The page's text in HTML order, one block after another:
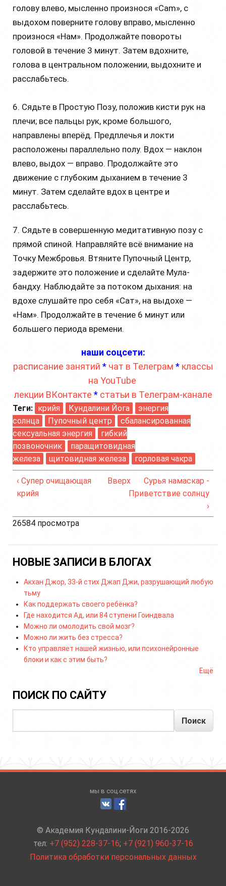
голову влево, мысленно произнося «Cam», с
выдохом поверните голову вправо, мысленно
произнося «Нам». Продолжайте повороты
головой в течение 3 минут. Затем вдохните,
голова в центральном положении, выдохните и
расслабьтесь.
6. Сядьте в Простую Позу, положив кисти рук на
плечи; все пальцы рук, кроме большого,
направлены вперёд. Предплечья и локти
расположены параллельно полу. Вдох — наклон
влево, выдох — вправо. Продолжайте это
движение с глубоким дыханием в течение 3
минут. Затем сделайте вдох в центре и
расслабьтесь.
7. Сядьте в совершенную медитативную позу с
прямой спиной. Направляйте всё внимание на
Точку Межбровья. Втяните Пупочный Центр,
задержите это положение и сделайте Мула-
бандху. Наблюдайте за потоком дыхания: на
вдохе слушайте про себя «Сат», на выдохе —
«Нам». Продолжайте в течение 6 минут или
большего периода времени.
наши соцсети:
расписание занятий * чат в Телеграм * классы
на YouTube
лекции ВКонтакте * статьи в Телеграм-канале
Теги: крийя Кундалини Йога
энергия
солнца
Пупочный центр
сбалансированная
сексуальная энергия
гибкий
позвоночник
паращитовидная
железа
щитовидная железа горловая чакра
‹ Супер очищающая
крийя
Вверх
Сурья намаскар -
Приветствие солнцу
›
26584 просмотра
НОВЫЕ ЗАПИСИ В БЛОГАХ
Акхан Джор, 33-й стих Джап Джи, разрушающий любую
тьму
Как поддержать своего ребёнка?
Где находится Ад, или 84 ступени Гоиндвала
Можно ли омолодить свой мозг?
Можно ли жить без стресса?
Кто управляет нашей жизнью, или психонейронные
блоки и как с этим быть?
Ещё
ПОИСК ПО САЙТУ
мы в соц.сетях
© Академия Кундалини-Йоги 2016-2026
тел: +7 (952) 228-37-16; +7 (921) 960-37-16
Политика обработки персональных данных